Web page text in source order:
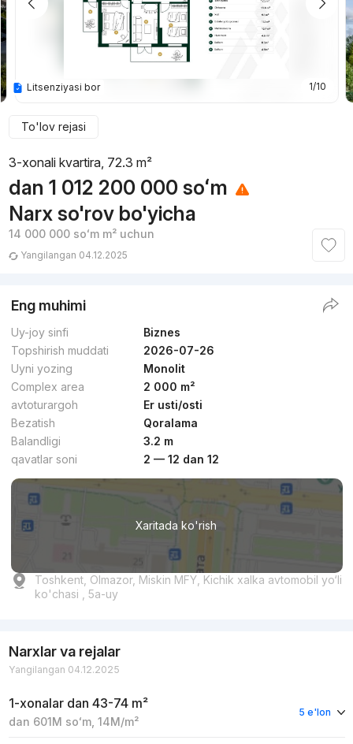
1/10
Litsenziyasi bor
To'lov rejasi
3-xonali kvartira, 72.3 m²
dan 1 012 200 000 soʻm
Narx so'rov bo'yicha
14 000 000 soʻmm² uchun
Yangilangan 04.12.2025
Eng muhimi
Uy-joy sinfi
Biznes
Topshirish muddati
2026-07-26
Uyni yozing
Monolit
Complex area
2 000 m²
avtoturargoh
Er usti/osti
Bezatish
Qoralama
Balandligi
3.2 m
qavatlar soni
2 — 12 dan 12
Xaritada ko'rish
Toshkent, Olmazor, Miskin MFY, Kichik xalka avtomobil yo‘li
ko'chasi , 5а-uy
Narxlar va rejalar
Yangilangan 04.12.2025
1-xonalar dan 43-74 m²
dan 601M soʻm, 14M/m²
5 e'lon